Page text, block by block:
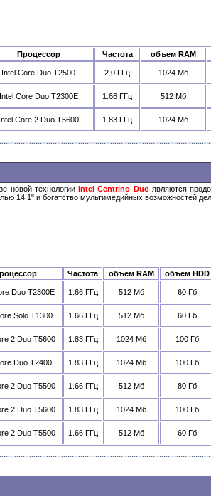
Процессор Частота объем RAM
Intel Core Duo T2500 2.0 ГГц 1024 Мб
Intel Core Duo T2300E 1.66 ГГц 512 Мб
Intel Core 2 Duo T5600 1.83 ГГц 1024 Мб
новой технологииIntel Centrino Duoявляются
14,1" и богатство мультимедийных возможностей
Частота объем RAM объем HDD
Duo T2300E 1.66 ГГц 512 Мб 60 Гб
Solo T1300 1.66 ГГц 512 Мб 60 Гб
2 Duo T5600 1.83 ГГц 1024 Мб 100 Гб
Duo T2400 1.83 ГГц 1024 Мб 100 Гб
2 Duo T5500 1.66 ГГц 512 Мб 80 Гб
2 Duo T5600 1.83 ГГц 1024 Мб 100 Гб
2 Duo T5500 1.66 ГГц 512 Мб 60 Гб